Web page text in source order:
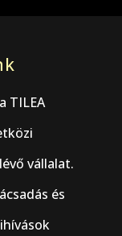
TILEA
vállalat.
és